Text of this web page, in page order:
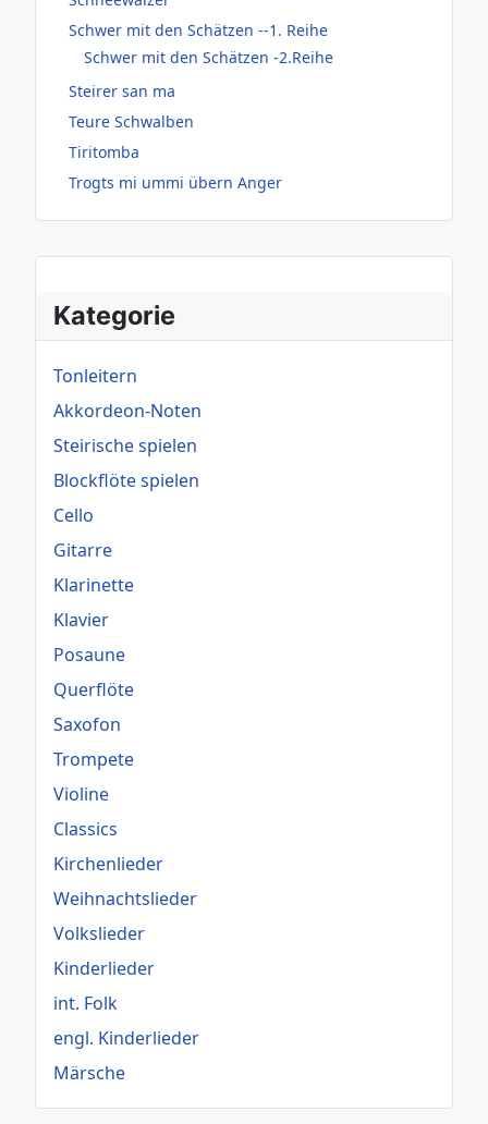
Kategorie
Tonleitern
Akkordeon-Noten
Steirische spielen
Blockflöte spielen
Cello
Gitarre
Klarinette
Klavier
Posaune
Querflöte
Saxofon
Trompete
Violine
Classics
Kirchenlieder
Weihnachtslieder
Volkslieder
Kinderlieder
int. Folk
engl. Kinderlieder
Märsche
Schwer mit den Schätzen --1. Reihe
Schwer mit den Schätzen -2.Reihe
Steirer san ma
Teure Schwalben
Tiritomba
Trogts mi ummi übern Anger